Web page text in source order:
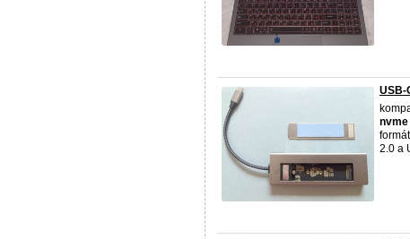
USB-
nvme
2.0 a